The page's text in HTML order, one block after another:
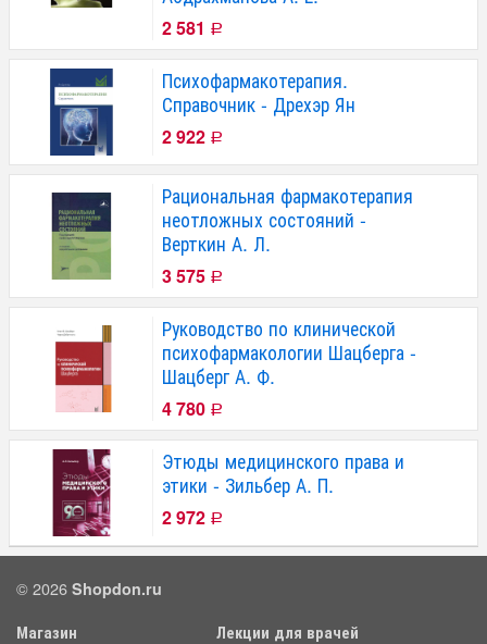
2 581 Р
Психофармакотерапия.
Справочник - Дрехэр Ян
2 922 Р
Рациональная фармакотерапия
неотложных состояний -
Верткин А. Л.
3 575 Р
Руководство по клинической
психофармакологии Шацберга -
Шацберг А. Ф.
4 780 Р
Этюды медицинского права и
этики - Зильбер А. П.
2 972 Р
© 2026 Shopdon.ru
Магазин
Лекции для врачей